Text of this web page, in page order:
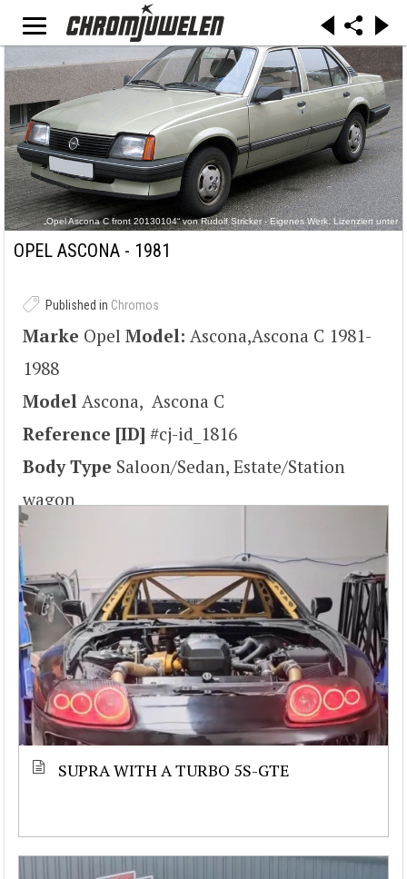
„Opel Ascona C front 20130104“ von Rudolf Stricker - Eigenes Werk. Lizenziert unter
Attribution über Wikimedia Commons -
OPEL ASCONA - 1981
Published in Chromos
Marke Opel Model: Ascona,Ascona C 1981-
1988
Model Ascona, Ascona C
Reference [ID] #cj-id_1816
Body Type Saloon/Sedan, Estate/Station
wagon
SUPRA WITH A TURBO 5S-GTE